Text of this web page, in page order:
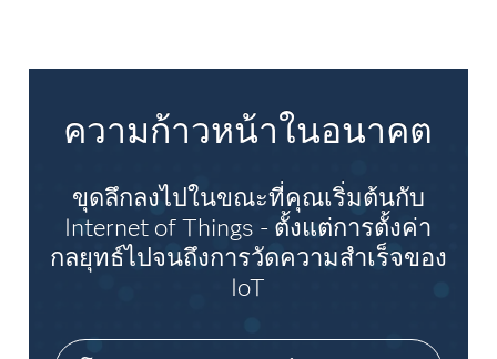
ความก้าวหน้าในอนาคต
ขุดลึกลงไปในขณะที่คุณเริ่มต้นกับ
Internet of Things - ตั้งแต่การตั้งค่า
กลยุทธ์ไปจนถึงการวัดความสำเร็จของ
IoT